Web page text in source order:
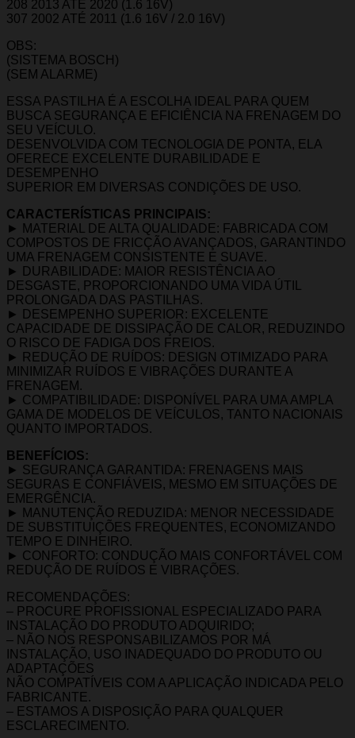
208 2013 ATÉ 2020 (1.6 16V)
307 2002 ATÉ 2011 (1.6 16V / 2.0 16V)
OBS:
(SISTEMA BOSCH)
(SEM ALARME)
ESSA PASTILHA É A ESCOLHA IDEAL PARA QUEM
BUSCA SEGURANÇA E EFICIÊNCIA NA FRENAGEM DO
SEU VEÍCULO.
DESENVOLVIDA COM TECNOLOGIA DE PONTA, ELA
OFERECE EXCELENTE DURABILIDADE E
DESEMPENHO
SUPERIOR EM DIVERSAS CONDIÇÕES DE USO.
CARACTERÍSTICAS PRINCIPAIS:
► MATERIAL DE ALTA QUALIDADE: FABRICADA COM
COMPOSTOS DE FRICÇÃO AVANÇADOS, GARANTINDO
UMA FRENAGEM CONSISTENTE E SUAVE.
► DURABILIDADE: MAIOR RESISTÊNCIA AO
DESGASTE, PROPORCIONANDO UMA VIDA ÚTIL
PROLONGADA DAS PASTILHAS.
► DESEMPENHO SUPERIOR: EXCELENTE
CAPACIDADE DE DISSIPAÇÃO DE CALOR, REDUZINDO
O RISCO DE FADIGA DOS FREIOS.
► REDUÇÃO DE RUÍDOS: DESIGN OTIMIZADO PARA
MINIMIZAR RUÍDOS E VIBRAÇÕES DURANTE A
FRENAGEM.
► COMPATIBILIDADE: DISPONÍVEL PARA UMA AMPLA
GAMA DE MODELOS DE VEÍCULOS, TANTO NACIONAIS
QUANTO IMPORTADOS.
BENEFÍCIOS:
► SEGURANÇA GARANTIDA: FRENAGENS MAIS
SEGURAS E CONFIÁVEIS, MESMO EM SITUAÇÕES DE
EMERGÊNCIA.
► MANUTENÇÃO REDUZIDA: MENOR NECESSIDADE
DE SUBSTITUIÇÕES FREQUENTES, ECONOMIZANDO
TEMPO E DINHEIRO.
► CONFORTO: CONDUÇÃO MAIS CONFORTÁVEL COM
REDUÇÃO DE RUÍDOS E VIBRAÇÕES.
RECOMENDAÇÕES:
– PROCURE PROFISSIONAL ESPECIALIZADO PARA
INSTALAÇÃO DO PRODUTO ADQUIRIDO;
– NÃO NOS RESPONSABILIZAMOS POR MÁ
INSTALAÇÃO, USO INADEQUADO DO PRODUTO OU
ADAPTAÇÕES
NÃO COMPATÍVEIS COM A APLICAÇÃO INDICADA PELO
FABRICANTE.
– ESTAMOS A DISPOSIÇÃO PARA QUALQUER
ESCLARECIMENTO.